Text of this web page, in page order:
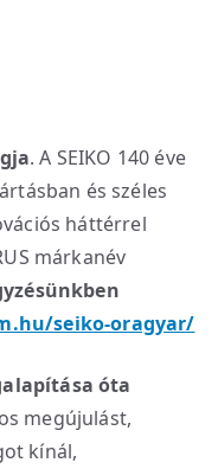
. A SEIKO 140 éve
és széles
háttérrel
márkanév
seiko-oragyar/
óta
megújulást,
kínál,